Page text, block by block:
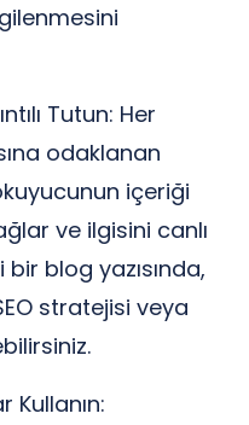
Tutun: Her
odaklanan
içeriği
ve ilgisini canlı
blog yazısında,
stratejisi veya
Kullanın: